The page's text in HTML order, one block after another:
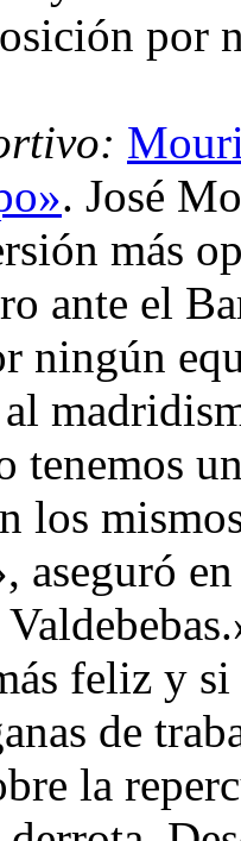
por
. José
más
ante el
ningún
tenemos
los
aseguró
feliz y
de
la